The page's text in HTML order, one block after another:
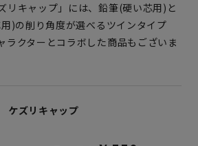
リキャップ」には、鉛筆(硬い芯用)と
)の削り角度が選べるツインタイプ
ラクターとコラボした商品もございま
ケズリキャップ